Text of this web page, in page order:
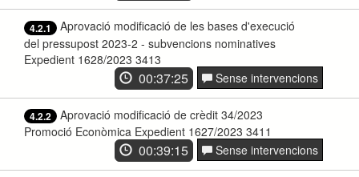
4.2.1
Aprovació modificació de les bases d'execució
del pressupost 2023-2 - subvencions nominatives
Expedient 1628/2023 3413
00:37:25 Sense intervencions
4.2.2
Aprovació modificació de crèdit 34/2023
Promoció Econòmica Expedient 1627/2023 3411
00:39:15 Sense intervencions